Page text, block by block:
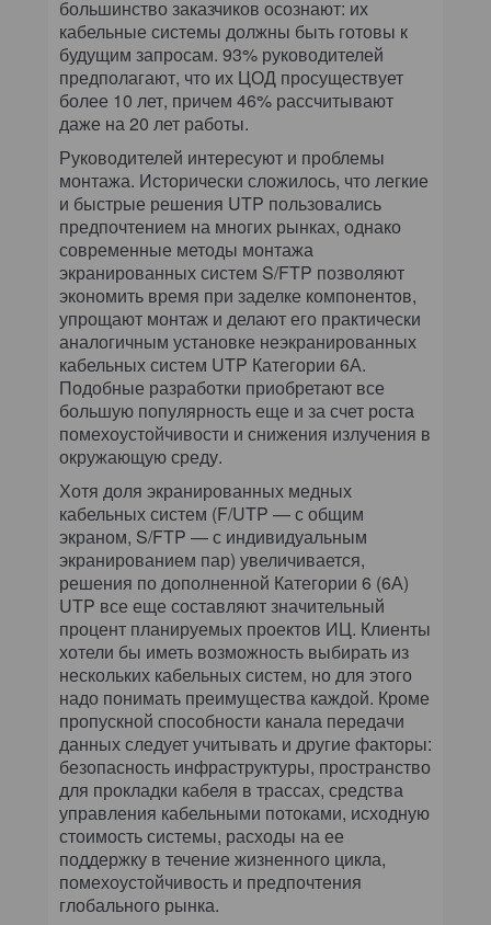
большинство заказчиков осознают: их
кабельные системы должны быть готовы к
будущим запросам. 93% руководителей
предполагают, что их ЦОД просуществует
более 10 лет, причем 46% рассчитывают
даже на 20 лет работы.
Руководителей интересуют и проблемы
монтажа. Исторически сложилось, что легкие
и быстрые решения UTP пользовались
предпочтением на многих рынках, однако
современные методы монтажа
экранированных систем S/FTP позволяют
экономить время при заделке компонентов,
упрощают монтаж и делают его практически
аналогичным установке неэкранированных
кабельных систем UTP Категории 6А.
Подобные разработки приобретают все
большую популярность еще и за счет роста
помехоустойчивости и снижения излучения в
окружающую среду.
Хотя доля экранированных медных
кабельных систем (F/UTP — с общим
экраном, S/FTP — с индивидуальным
экранированием пар) увеличивается,
решения по дополненной Категории 6 (6А)
UTP все еще составляют значительный
процент планируемых проектов ИЦ. Клиенты
хотели бы иметь возможность выбирать из
нескольких кабельных систем, но для этого
надо понимать преимущества каждой. Кроме
пропускной способности канала передачи
данных следует учитывать и другие факторы:
безопасность инфраструктуры, пространство
для прокладки кабеля в трассах, средства
управления кабельными потоками, исходную
стоимость системы, расходы на ее
поддержку в течение жизненного цикла,
помехоустойчивость и предпочтения
глобального рынка.